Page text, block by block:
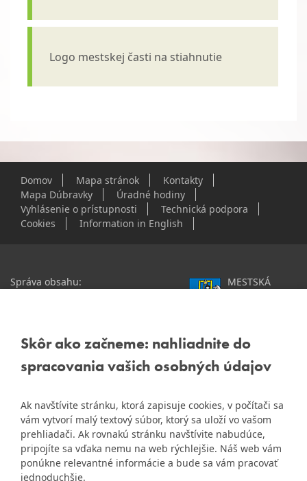
Skôr ako začneme: nahliadnite do
spracovania vašich osobných údajov
Ak navštívite stránku, ktorá zapisuje cookies, v počítači sa
vám vytvorí malý textový súbor, ktorý sa uloží vo vašom
prehliadači. Ak rovnakú stránku navštívite nabudúce,
pripojíte sa vďaka nemu na web rýchlejšie. Náš web vám
ponúkne relevantné informácie a bude sa vám pracovať
jednoduchšie.
Logo mestskej časti na stiahnutie
Domov Mapa stránok
Kontakty
Mapa Dúbravky
Úradné hodiny
Vyhlásenie o prístupnosti
Technická podpora
Cookies
Information in English
Správa obsahu:
Staršie informácie a dokumenty
starej stránke Dúbravky
Naša mestská časť získala 3.
miesto v súťažiZlatyErb.sk
o
najlepšiu internetovú stránku
MESTSKÁ
Žatevná 2, 844 02
IČO: 00603406
DIČ: 2020919120
IČ DPH: Nie sme platca
DPH
Bankové spojenie: